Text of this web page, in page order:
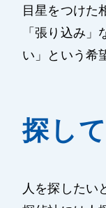
目星をつけた
「張り込み
い」という希
探し
人を探したい